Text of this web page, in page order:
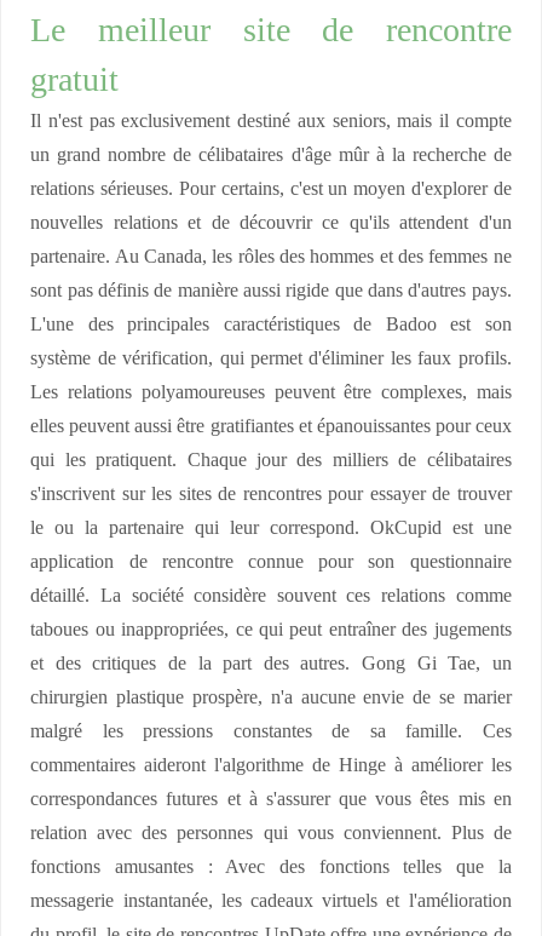
Le meilleur site de rencontre
gratuit
Il n'est pas exclusivement destiné aux seniors, mais il compte
un grand nombre de célibataires d'âge mûr à la recherche de
relations sérieuses. Pour certains, c'est un moyen d'explorer de
nouvelles relations et de découvrir ce qu'ils attendent d'un
partenaire. Au Canada, les rôles des hommes et des femmes ne
sont pas définis de manière aussi rigide que dans d'autres pays.
L'une des principales caractéristiques de Badoo est son
système de vérification, qui permet d'éliminer les faux profils.
Les relations polyamoureuses peuvent être complexes, mais
elles peuvent aussi être gratifiantes et épanouissantes pour ceux
qui les pratiquent. Chaque jour des milliers de célibataires
s'inscrivent sur les sites de rencontres pour essayer de trouver
le ou la partenaire qui leur correspond. OkCupid est une
application de rencontre connue pour son questionnaire
détaillé. La société considère souvent ces relations comme
taboues ou inappropriées, ce qui peut entraîner des jugements
et des critiques de la part des autres. Gong Gi Tae, un
chirurgien plastique prospère, n'a aucune envie de se marier
malgré les pressions constantes de sa famille. Ces
commentaires aideront l'algorithme de Hinge à améliorer les
correspondances futures et à s'assurer que vous êtes mis en
relation avec des personnes qui vous conviennent. Plus de
fonctions amusantes : Avec des fonctions telles que la
messagerie instantanée, les cadeaux virtuels et l'amélioration